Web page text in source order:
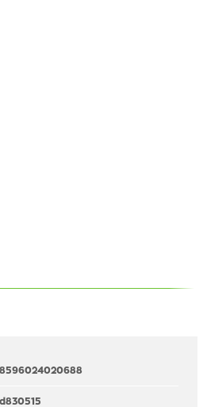
8596024020688
d830515